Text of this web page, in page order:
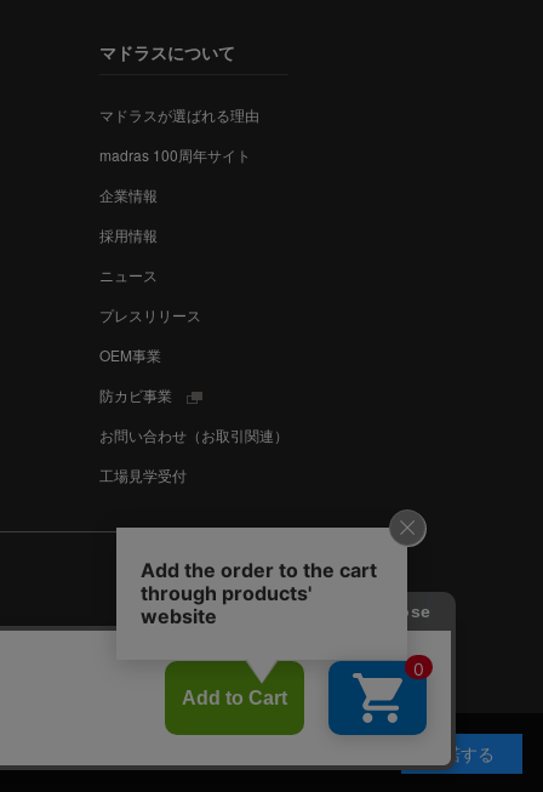
マドラスについて
マドラスが選ばれる理由
madras 100周年サイト
企業情報
採用情報
ニュース
プレスリリース
OEM事業
防カビ事業
お問い合わせ（お取引関連）
工場見学受付
Language English 中文
承諾する